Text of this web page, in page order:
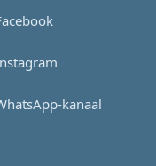
kanaal